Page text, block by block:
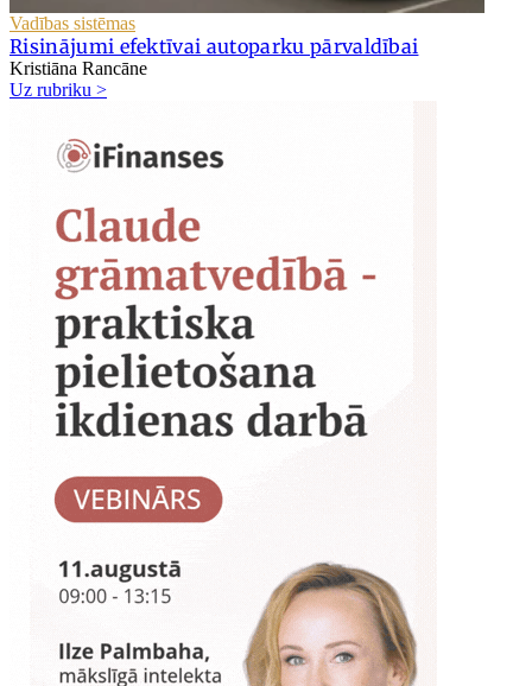
Vadības sistēmas
Risinājumi efektīvai autoparku pārvaldībai
Kristiāna Rancāne
Uz rubriku >